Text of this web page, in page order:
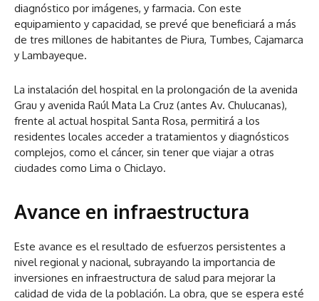
diagnóstico por imágenes, y farmacia. Con este
equipamiento y capacidad, se prevé que beneficiará a más
de tres millones de habitantes de Piura, Tumbes, Cajamarca
y Lambayeque.
La instalación del hospital en la prolongación de la avenida
Grau y avenida Raúl Mata La Cruz (antes Av. Chulucanas),
frente al actual hospital Santa Rosa, permitirá a los
residentes locales acceder a tratamientos y diagnósticos
complejos, como el cáncer, sin tener que viajar a otras
ciudades como Lima o Chiclayo.
Avance en infraestructura
Este avance es el resultado de esfuerzos persistentes a
nivel regional y nacional, subrayando la importancia de
inversiones en infraestructura de salud para mejorar la
calidad de vida de la población. La obra, que se espera esté